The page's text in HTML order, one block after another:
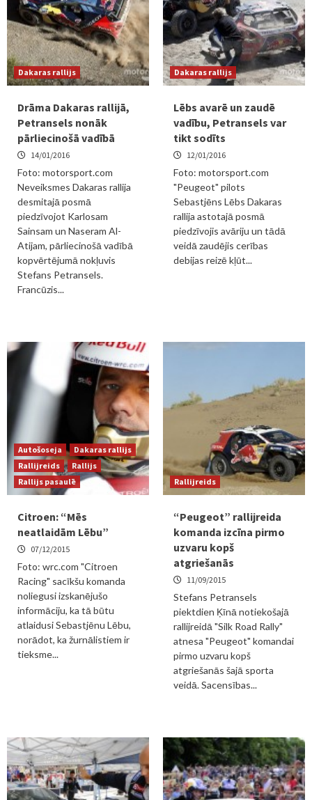
Dakaras rallijs
Drāma Dakaras rallijā,
Petransels nonāk
pārliecinošā vadībā
14/01/2016
Foto: motorsport.com
Neveiksmes Dakaras rallija
desmitajā posmā
piedzīvojot Karlosam
Sainsam un Naseram Al-
Atijam, pārliecinošā vadībā
kopvērtējumā nokļuvis
Stefans Petransels.
Francūzis...
Dakaras rallijs
Lēbs avarē un zaudē
vadību, Petransels var
tikt sodīts
12/01/2016
Foto: motorsport.com
"Peugeot" pilots
Sebastjēns Lēbs Dakaras
rallija astotajā posmā
piedzīvojis avāriju un tādā
veidā zaudējis cerības
debijas reizē kļūt...
Autošoseja
Dakaras rallijs
Rallijreids
Rallijs
Rallijs pasaulē
Citroen: “Mēs
neatlaidām Lēbu”
07/12/2015
Foto: wrc.com "Citroen
Racing" sacīkšu komanda
noliegusi izskanējušo
informāciju, ka tā būtu
atlaidusi Sebastjēnu Lēbu,
norādot, ka žurnālistiem ir
tieksme...
Rallijreids
“Peugeot” rallijreida
komanda izcīna pirmo
uzvaru kopš
atgriešanās
11/09/2015
Stefans Petransels
piektdien Ķīnā notiekošajā
rallijreidā "Silk Road Rally"
atnesa "Peugeot" komandai
pirmo uzvaru kopš
atgriešanās šajā sporta
veidā. Sacensības...